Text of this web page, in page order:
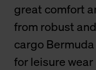
great comfort
from robust
cargo
for leisure